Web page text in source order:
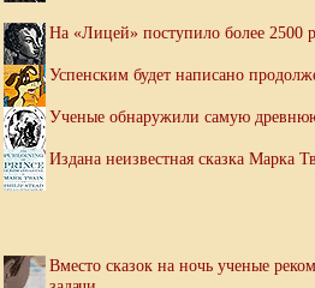
На «Лицей» поступило более 2500
Успенским будет написано
Ученые обнаружили самую
Издана неизвестная сказка Марка
Вместо сказок на ночь ученые